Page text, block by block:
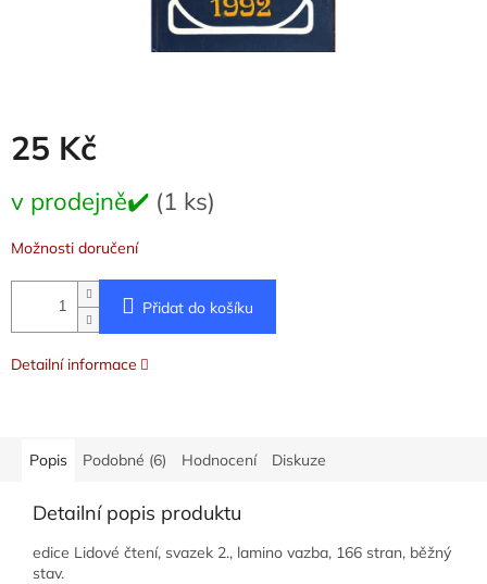
25 Kč
cena:
v prodejně✔️ (1 ks)
Možnosti doručení
Přidat do košíku
Detailní informace
Popis Podobné (6) Hodnocení Diskuze
Detailní popis produktu
edice Lidové čtení, svazek 2., lamino vazba, 166 stran, běžný
stav.